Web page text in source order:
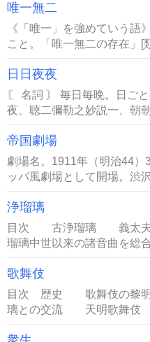
唯一無二
《「唯一」を強めていう語
こと。「唯一無二の存在」[
日日夜夜
〘 名詞 〙 毎日毎晩。日ご
夜、聴二彌勒之妙説一、朝
帝国劇場
劇場名。1911年（明治44）
ッパ風劇場として開場。渋
浄瑠璃
目次 古浄瑠璃 義太夫
瑠璃中世以来の諸音曲を総
歌舞伎
目次 歴史 歌舞伎の
璃との交流 天明歌舞